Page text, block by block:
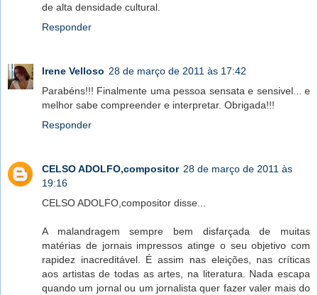
de alta densidade cultural.
Responder
Irene Velloso 28 de março de 2011 às 17:42
Parabéns!!! Finalmente uma pessoa sensata e sensivel... e
melhor sabe compreender e interpretar. Obrigada!!!
Responder
CELSO ADOLFO,compositor 28 de março de 2011 às
19:16
CELSO ADOLFO,compositor disse...
A malandragem sempre bem disfarçada de muitas
matérias de jornais impressos atinge o seu objetivo com
rapidez inacreditável. É assim nas eleições, nas críticas
aos artistas de todas as artes, na literatura. Nada escapa
quando um jornal ou um jornalista quer fazer valer mais do